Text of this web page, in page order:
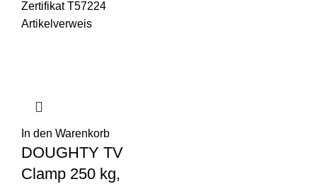
Zertifikat T57224
Artikelverweis
In den Warenkorb
DOUGHTY TV
Clamp 250 kg,